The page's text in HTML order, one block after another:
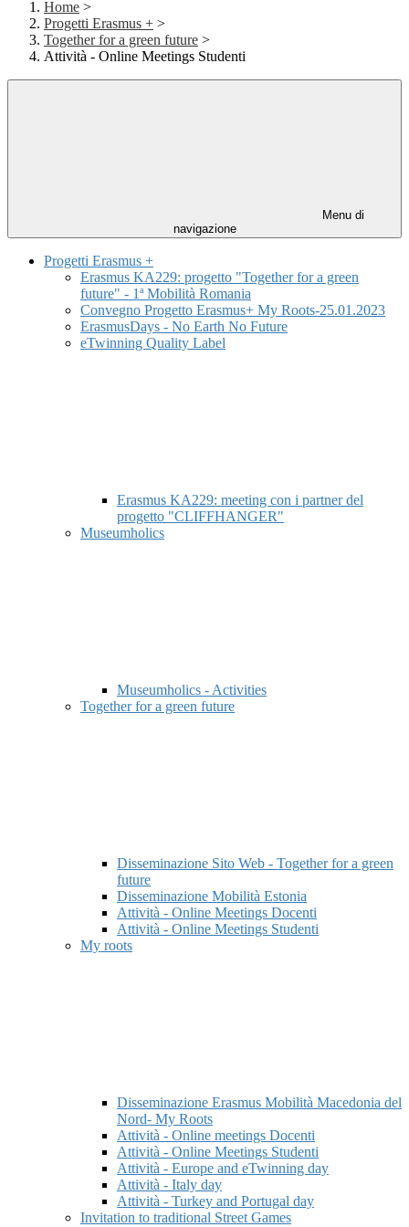
Home >
Progetti Erasmus + >
Together for a green future >
Attività - Online Meetings Studenti
Menu di
navigazione
Progetti Erasmus +
Erasmus KA229: progetto "Together for a green
future" - 1ª Mobilità Romania
Convegno Progetto Erasmus+ My Roots-25.01.2023
ErasmusDays - No Earth No Future
eTwinning Quality Label
Erasmus KA229: meeting con i partner del
progetto "CLIFFHANGER"
Museumholics
Museumholics - Activities
Together for a green future
Disseminazione Sito Web - Together for a green
future
Disseminazione Mobilità Estonia
Attività - Online Meetings Docenti
Attività - Online Meetings Studenti
My roots
Disseminazione Erasmus Mobilità Macedonia del
Nord- My Roots
Attività - Online meetings Docenti
Attività - Online Meetings Studenti
Attività - Europe and eTwinning day
Attività - Italy day
Attività - Turkey and Portugal day
Invitation to traditional Street Games